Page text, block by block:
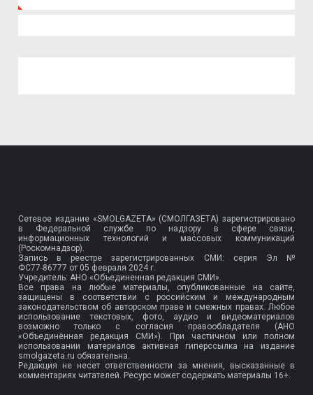
Сетевое издание «SMOLGAZETA» (СМОЛГАЗЕТА) зарегистрировано
в Федеральной службе по надзору в сфере связи,
информационных технологий и массовых коммуникаций
(Роскомнадзор).
Запись в реестре зарегистрированных СМИ: серия Эл №
ФС77-86777 от 05 февраля 2024 г.
Учредитель: АНО «Объединенная редакция СМИ».
Все права на любые материалы, опубликованные на сайте,
защищены в соответствии с российским и международным
законодательством об авторском праве и смежных правах. Любое
использование текстовых, фото, аудио и видеоматериалов
возможно только с согласия правообладателя (АНО
«Объединённая редакция СМИ»). При частичном или полном
использовании материалов активная гиперссылка на издание
smolgazeta.ru обязательна.
Редакция не несет ответственности за мнения, высказанные в
комментариях читателей. Ресурс может содержать материалы 16+.